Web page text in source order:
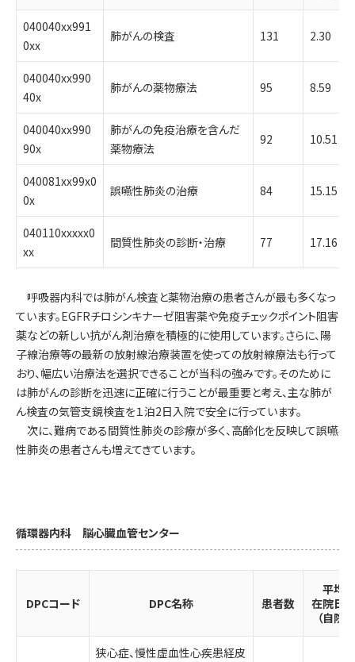
040040xx991
0xx
肺がんの検査 131 2.30
040040xx990
40x
肺がんの薬物療法 95 8.59
040040xx990
90x
肺がんの免疫治療を含んだ
薬物療法
92 10.51
040081xx99x0
0x
誤嚥性肺炎の治療 84 15.15
040110xxxxx0
xx
間質性肺炎の診断・治療 77 17.16
呼吸器内科では肺がん検査と薬物治療の患者さんが最も多くなっ
ています。EGFRチロシンキナーゼ阻害薬や免疫チェックポイント阻害
薬などの新しい抗がん剤治療を積極的に使用しています。さらに、陽
子線治療等の最新の放射線治療装置を使っての放射線療法も行って
おり、幅広い治療法を選択できることが当科の強みです。そのために
は肺がんの診断を迅速に正確に行うことが最重要と考え、主な肺が
ん検査の気管支鏡検査を１泊2日入院で安全に行っています。
次に、難病である間質性肺炎の診療が多く、高齢化を反映して誤嚥
性肺炎の患者さんも増えてきています。
循環器内科 脳心臓血管センター
DPCコード DPC名称 患者数
平均
在院日数
（自院）
狭心症、慢性虚血性心疾患経皮